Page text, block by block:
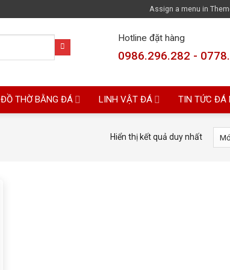
Assign a menu in
Hotline đặt hàng
0986.296.282 -
ĐỒ THỜ BẰNG ĐÁ LINH VẬT ĐÁ TIN TỨC ĐÁ
Hiển thị kết quả duy nhất